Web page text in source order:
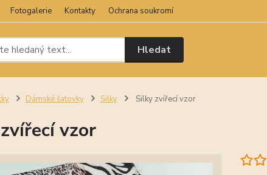
Fotogalerie Kontakty Ochrana soukromí
Hledat
Dámské šatovky Silky Silky zvířecí vzor
vzor